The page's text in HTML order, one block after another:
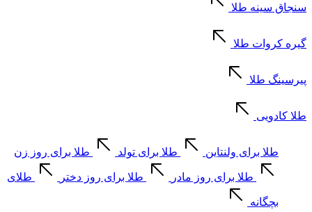
سنجاق سینه طلا
گیره کروات طلا
پیرسینگ طلا
طلا کادویی
طلا برای ولنتاین طلا برای تولد طلا برای روز زن
طلا برای روز مادر طلا برای روز دختر طلای
بچگانه